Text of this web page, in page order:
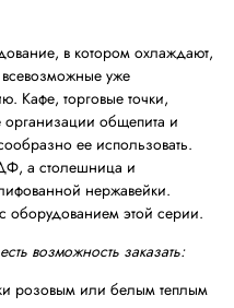
в котором охлаждают,
уже
Кафе, торговые точки,
организации общепита и
ее использовать.
а столешница и
нержавейки.
оборудованием этой серии.
возможность заказать:
розовым или белым теплым